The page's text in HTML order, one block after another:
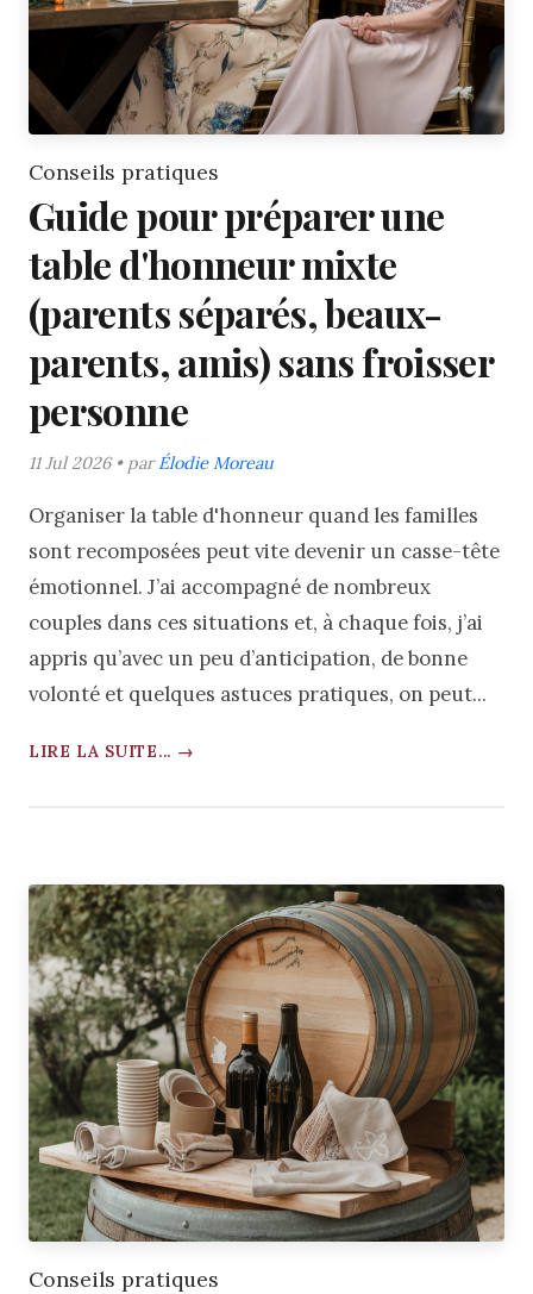
Conseils pratiques
Guide pour préparer une
table d'honneur mixte
(parents séparés, beaux-
parents, amis) sans froisser
personne
11 Jul 2026 • parÉlodie Moreau
Organiser la table d'honneur quand les familles
sont recomposées peut vite devenir un casse-tête
émotionnel. J’ai accompagné de nombreux
couples dans ces situations et, à chaque fois, j’ai
appris qu’avec un peu d’anticipation, de bonne
volonté et quelques astuces pratiques, on peut...
LIRE LA SUITE... →
Conseils pratiques